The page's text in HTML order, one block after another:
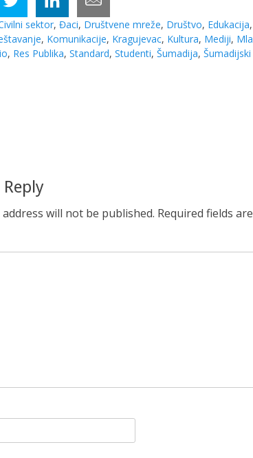
sektor, Đaci, Društvene mreže, Društvo, Edukacija,
, Komunikacije, Kragujevac, Kultura, Mediji,
, Res Publika, Standard, Studenti, Šumadija,
Reply
will not be published. Required fields